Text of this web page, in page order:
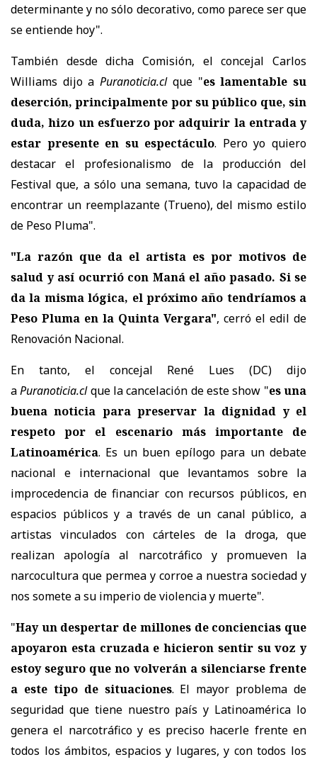
determinante y no sólo decorativo, como parece ser que
se entiende hoy".
También desde dicha Comisión, el concejal Carlos
Williams dijo aPuranoticia.cl que "es lamentable su
deserción, principalmente por su público que, sin
duda, hizo un esfuerzo por adquirir la entrada y
estar presente en su espectáculo. Pero yo quiero
destacar el profesionalismo de la producción del
Festival que, a sólo una semana, tuvo la capacidad de
encontrar un reemplazante (Trueno), del mismo estilo
de Peso Pluma".
"La razón que da el artista es por motivos de
salud y así ocurrió con Maná el año pasado. Si se
da la misma lógica, el próximo año tendríamos a
Peso Pluma en la Quinta Vergara", cerró el edil de
Renovación Nacional.
En tanto, el concejal René Lues (DC) dijo
aPuranoticia.clque la cancelación de este show "es una
buena noticia para preservar la dignidad y el
respeto por el escenario más importante de
Latinoamérica. Es un buen epílogo para un debate
nacional e internacional que levantamos sobre la
improcedencia de financiar con recursos públicos, en
espacios públicos y a través de un canal público, a
artistas vinculados con cárteles de la droga, que
realizan apología al narcotráfico y promueven la
narcocultura que permea y corroe a nuestra sociedad y
nos somete a su imperio de violencia y muerte".
"Hay un despertar de millones de conciencias que
apoyaron esta cruzada e hicieron sentir su voz y
estoy seguro que no volverán a silenciarse frente
a este tipo de situaciones. El mayor problema de
seguridad que tiene nuestro país y Latinoamérica lo
genera el narcotráfico y es preciso hacerle frente en
todos los ámbitos, espacios y lugares, y con todos los